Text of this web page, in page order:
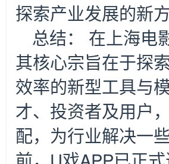
探索产业发展的新
总结： 在上海电
其核心宗旨在于探
效率的新型工具与
才、投资者及用户
配，为行业解决一